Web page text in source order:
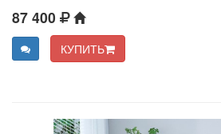
87 400
КУПИТЬ